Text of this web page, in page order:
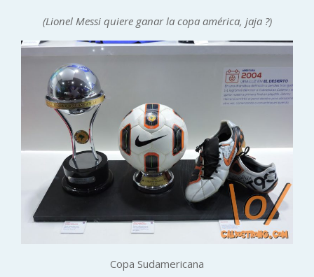
(Lionel Messi quiere ganar la copa américa, jaja ?)
Copa Sudamericana